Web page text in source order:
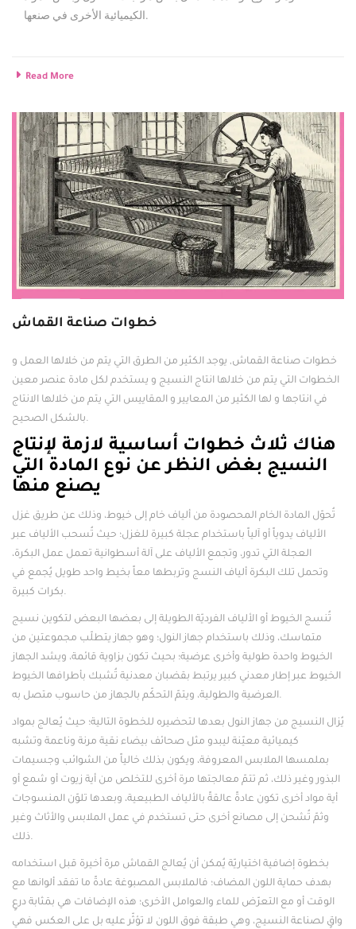
الكيميائية الأخرى في صنعها.
Read More
خطوات صناعة القماش
خطوات صناعة القماش, يوجد الكثير من الطرق التي يتم من خلالها العمل و
الخطوات التي يتم من خلالها انتاج النسيج و يستخدم لكل مادة عنصر معين
في انتاجها و لها الكثير من المعايير و المقاييس التي يتم من خلالها الانتاج
بالشكل الصحيح.
هناك ثلاث خطوات أساسية لازمة لإنتاج
النسيج بغض النظر عن نوع المادة التي
يصنع منها
تُحوّل المادة الخام المحصودة من ألياف خام إلى خيوط، وذلك عن طريق غزل
الألياف يدوياً أو آلياً باستخدام عجلة كبيرة للغزل؛ حيث تُسحب الألياف عبر
العجلة التي تدور، وتجمع الألياف على آلة أسطوانية تعمل عمل البكرة،
وتحمل تلك البكرة ألياف النسج وتربطها معاً بخيط واحد طويل يُجمع في
بكرات كبيرة.
تُنسج الخيوط أو الألياف الفرديّة الطويلة إلى بعضها البعض لتكوين نسيج
متماسك، وذلك باستخدام جهاز النول؛ وهو جهاز يتطلّب مجموعتين من
الخيوط واحدة طولية وأخرى عرضية؛ بحيث تكون بزاوية قائمة، ويشد الجهاز
الخيوط عبر إطار معدني كبير يرتبط بقضبان معدنية تُشبك بأطرافها الخيوط
العرضية والطولية، ويتمّ التحكّم بالجهاز من حاسوب متصل به.
يُزال النسيج من جهاز النول بعدها لتحضيره للخطوة التالية؛ حيث يُعالج بمواد
كيميائية معيّنة ليبدو مثل صحائف بيضاء نقية مرنة وناعمة وتشبه
بملمسها الملابس المعروفة، ويكون بذلك خالياً من الشوائب وجسيمات
البذور وغير ذلك، ثم تتمّ معالجتها مرة أخرى للتخلص من أية زيوت أو شمع أو
أية مواد أخرى تكون عادةً عالقةً بالألياف الطبيعية، وبعدها تلوّن المنسوجات
وثمّ تُشحن إلى مصانع أخرى حتى تستخدم في عمل الملابس والأثاث وغير
ذلك.
بخطوة إضافية اختياريّة يُمكن أن يُعالج القماش مرة أخيرة قبل استخدامه
بهدف حماية اللون المضاف؛ فالملابس المصبوغة عادةً ما تفقد ألوانها مع
الوقت أو مع التعرّض للماء والعوامل الأخرى؛ هذه الإضافات هي بمَثابة درعٍ
واقٍ لصناعة النسيج، وهي طبقة فوق اللون لا تؤثّر عليه بل على العكس فهي